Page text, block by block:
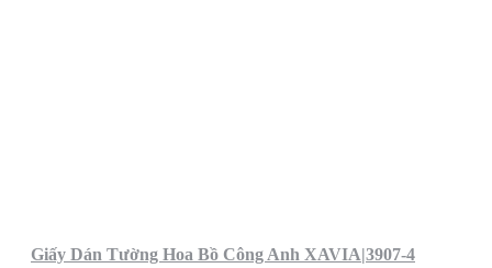
Giấy Dán Tường Hoa Bồ Công Anh XAVIA|3907-4